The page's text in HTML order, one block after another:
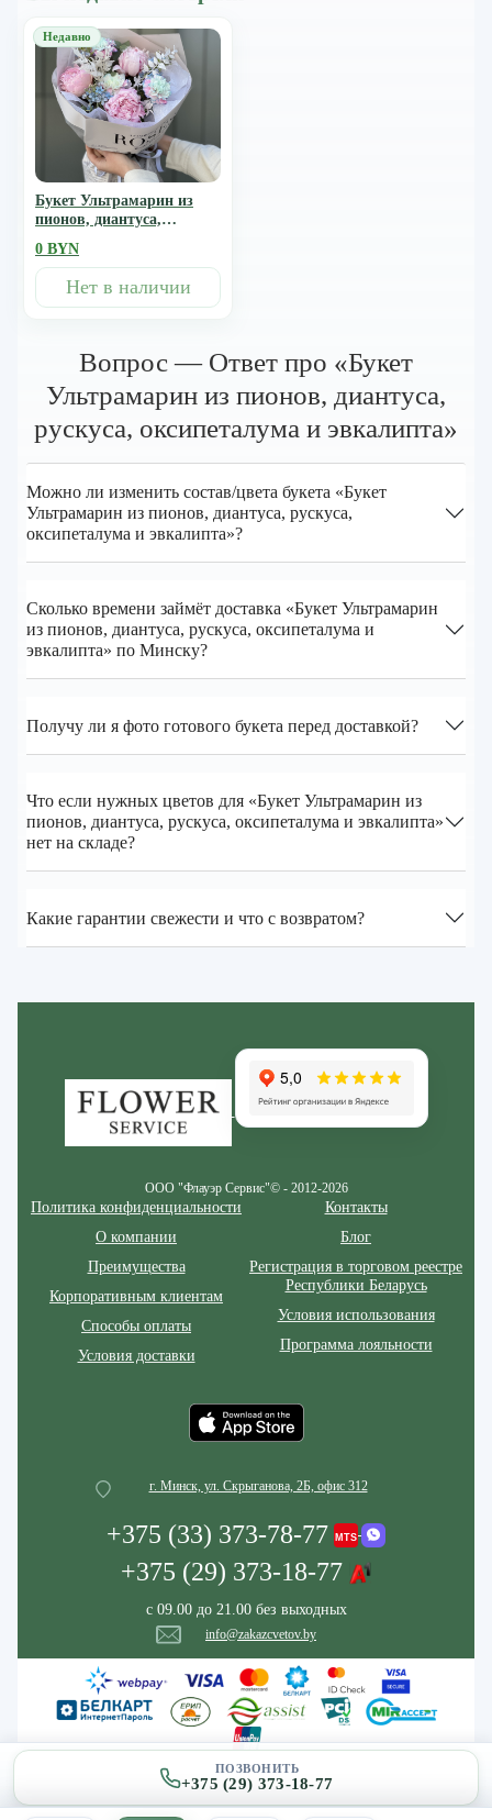
ПОЗВОНИТЬ
+375 (29) 373-18-77
Букет Ультрамарин из
пионов, диантуса,
эвкалипта
0 BYN
Нет в наличии
Вопрос — Ответ про «Букет
Ультрамарин из пионов, диантуса,
рускуса, оксипеталума и эвкалипта»
Можно ли изменить состав/цвета букета «Букет
Ультрамарин из пионов, диантуса, рускуса,
оксипеталума и эвкалипта»?
Сколько времени займёт доставка «Букет Ультрамарин
из пионов, диантуса, рускуса, оксипеталума и
эвкалипта» по Минску?
Получу ли я фото готового букета перед доставкой?
Что если нужных цветов для «Букет Ультрамарин из
пионов, диантуса, рускуса, оксипеталума и эвкалипта»
нет на складе?
Какие гарантии свежести и что с возвратом?
ООО "Флауэр Сервис"© - 2012-2026
Политика конфиденциальности
О компании
Преимущества
Корпоративным клиентам
Способы оплаты
Условия доставки
Контакты
Блог
Регистрация в торговом реестре
Республики Беларусь
Условия использования
Программа лояльности
г. Минск, ул. Скрыганова, 2Б, офис 312
+375 (33) 373-78-77
+375 (29) 373-18-77
с 09.00 до 21.00 без выходных
info@zakazcvetov.by